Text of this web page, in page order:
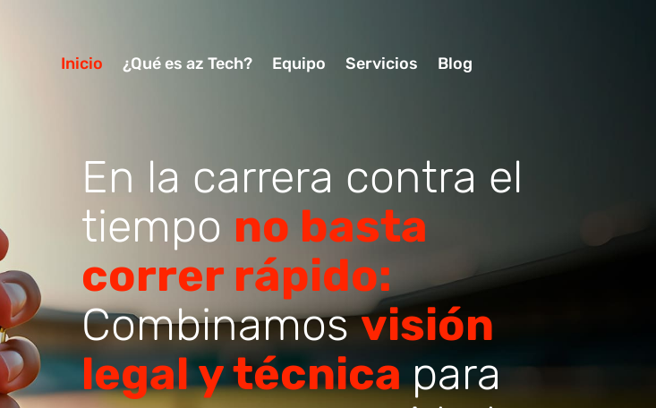
Inicio ¿Qué es az Tech? Equipo Servicios Blog
En la carrera contra el
tiempo no basta
correr rápido:
Combinamosvisión
legal y técnicapara